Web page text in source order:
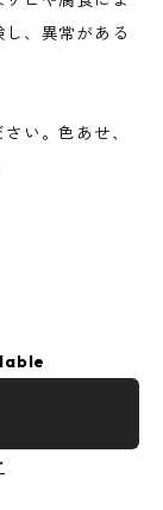
、異常がある
い。色あせ、